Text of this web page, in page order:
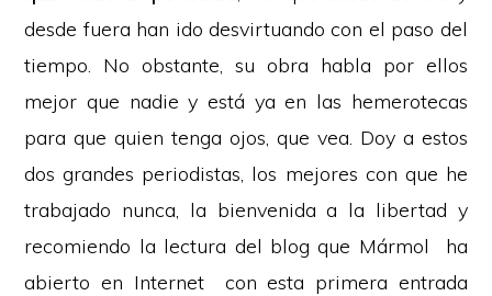
desde fuera han ido desvirtuando con el paso del
tiempo. No obstante, su obra habla por ellos
mejor que nadie y está ya en las hemerotecas
para que quien tenga ojos, que vea. Doy a estos
dos grandes periodistas, los mejores con que he
trabajado nunca, la bienvenida a la libertad y
recomiendo la lectura del blog que Mármol ha
abierto en Internet con esta primera entrada